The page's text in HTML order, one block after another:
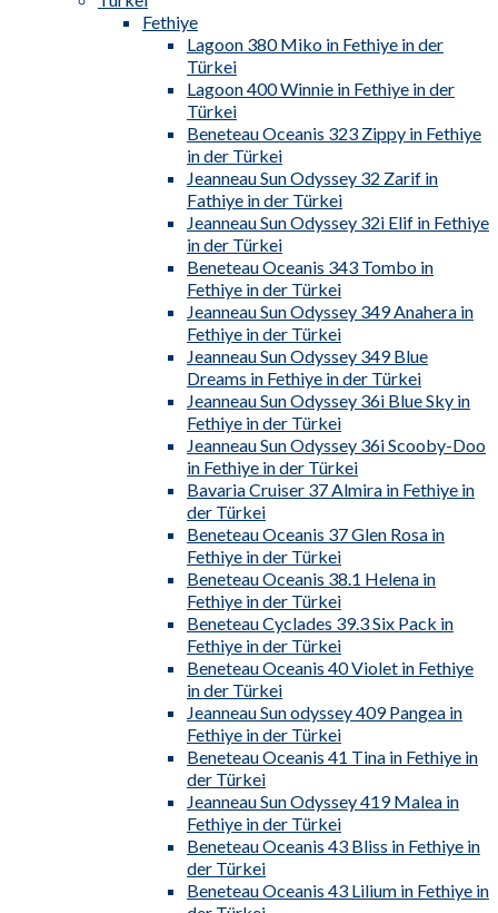
Fethiye
Lagoon 380 Miko in Fethiye in der
Türkei
Lagoon 400 Winnie in Fethiye in der
Türkei
Beneteau Oceanis 323 Zippy in Fethiye
in der Türkei
Jeanneau Sun Odyssey 32 Zarif in
Fathiye in der Türkei
Jeanneau Sun Odyssey 32i Elif in Fethiye
in der Türkei
Beneteau Oceanis 343 Tombo in
Fethiye in der Türkei
Jeanneau Sun Odyssey 349 Anahera in
Fethiye in der Türkei
Jeanneau Sun Odyssey 349 Blue
Dreams in Fethiye in der Türkei
Jeanneau Sun Odyssey 36i Blue Sky in
Fethiye in der Türkei
Jeanneau Sun Odyssey 36i Scooby-Doo
in Fethiye in der Türkei
Bavaria Cruiser 37 Almira in Fethiye in
der Türkei
Beneteau Oceanis 37 Glen Rosa in
Fethiye in der Türkei
Beneteau Oceanis 38.1 Helena in
Fethiye in der Türkei
Beneteau Cyclades 39.3 Six Pack in
Fethiye in der Türkei
Beneteau Oceanis 40 Violet in Fethiye
in der Türkei
Jeanneau Sun odyssey 409 Pangea in
Fethiye in der Türkei
Beneteau Oceanis 41 Tina in Fethiye in
der Türkei
Jeanneau Sun Odyssey 419 Malea in
Fethiye in der Türkei
Beneteau Oceanis 43 Bliss in Fethiye in
der Türkei
Beneteau Oceanis 43 Lilium in Fethiye in